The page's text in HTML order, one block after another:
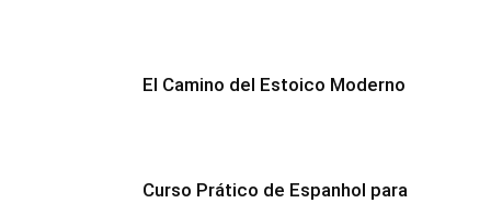
El Camino del Estoico Moderno
Curso Prático de Espanhol para